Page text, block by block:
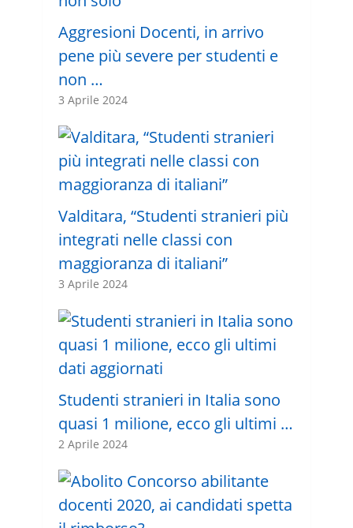
Aggresioni Docenti, in arrivo
pene più severe per studenti e
non …
3 Aprile 2024
Valditara, “Studenti stranieri più
integrati nelle classi con
maggioranza di italiani”
3 Aprile 2024
Studenti stranieri in Italia sono
quasi 1 milione, ecco gli ultimi …
2 Aprile 2024